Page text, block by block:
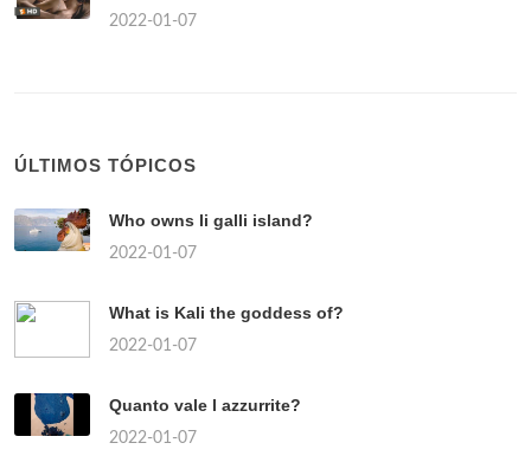
2022-01-07
ÚLTIMOS TÓPICOS
Who owns li galli island?
2022-01-07
What is Kali the goddess of?
2022-01-07
Quanto vale l azzurrite?
2022-01-07